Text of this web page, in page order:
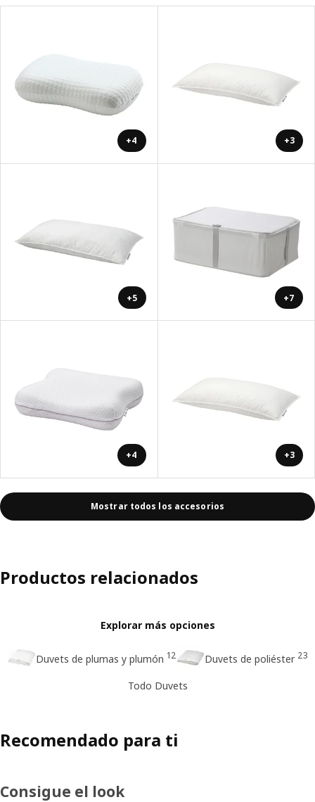
+4 +3
+5 +7
+4 +3
Mostrar todos los accesorios
Productos relacionados
Explorar más opciones
Duvets de plumas y plumón 12 Duvets de poliéster 23
Todo Duvets
Recomendado para ti
Consigue el look